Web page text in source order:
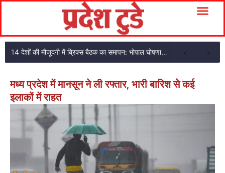
14 देशों की मौजूदगी में ब्रिक्स बैठक का समापन: भोपाल घोषणा पत्र अपनाया
मध्य प्रदेश में मानसून ने ली रफ्तार, भारी बारिश से कई
इलाकों में राहत